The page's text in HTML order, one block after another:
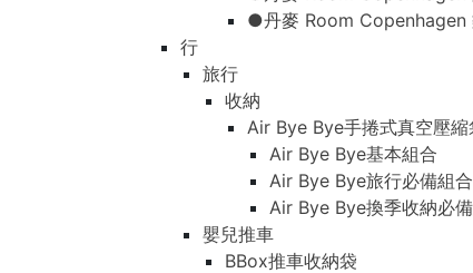
●丹麥 Room Copenhagen
行
旅行
收納
Air Bye Bye手捲式真空壓縮
Air Bye Bye基本組合
Air Bye Bye旅行必備組合
Air Bye Bye換季收納必
嬰兒推車
BBox推車收納袋